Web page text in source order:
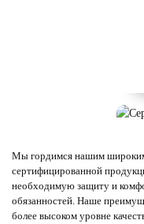
Мы гордимся нашим
сертифицированной
необходимую защиту и
обязанностей. Наше
более высоком уровне